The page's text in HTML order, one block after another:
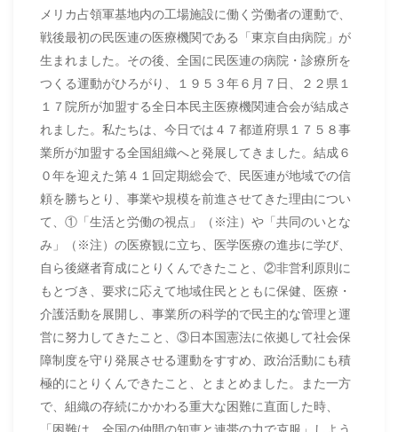
メリカ占領軍基地内の工場施設に働く労働者の運動で、
戦後最初の民医連の医療機関である「東京自由病院」が
生まれました。その後、全国に民医連の病院・診療所を
つくる運動がひろがり、１９５３年６月７日、２２県１
１７院所が加盟する全日本民主医療機関連合会が結成さ
れました。私たちは、今日では４７都道府県１７５８事
業所が加盟する全国組織へと発展してきました。結成６
０年を迎えた第４１回定期総会で、民医連が地域での信
頼を勝ちとり、事業や規模を前進させてきた理由につい
て、①「生活と労働の視点」（※注）や「共同のいとな
み」（※注）の医療観に立ち、医学医療の進歩に学び、
自ら後継者育成にとりくんできたこと、②非営利原則に
もとづき、要求に応えて地域住民とともに保健、医療・
介護活動を展開し、事業所の科学的で民主的な管理と運
営に努力してきたこと、③日本国憲法に依拠して社会保
障制度を守り発展させる運動をすすめ、政治活動にも積
極的にとりくんできたこと、とまとめました。また一方
で、組織の存続にかかわる重大な困難に直面した時、